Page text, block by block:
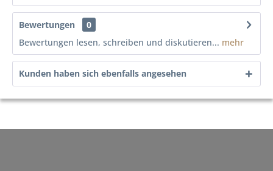
Bewertungen
0
Bewertungen lesen, schreiben und diskutieren... mehr
Kunden haben sich ebenfalls angesehen